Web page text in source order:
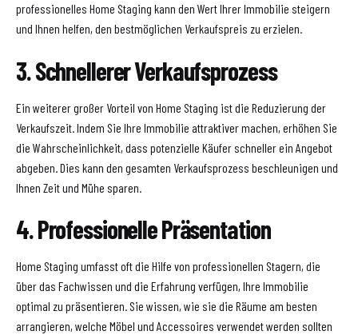
professionelles Home Staging kann den Wert Ihrer Immobilie steigern
und Ihnen helfen, den bestmöglichen Verkaufspreis zu erzielen.
3. Schnellerer Verkaufsprozess
Ein weiterer großer Vorteil von Home Staging ist die Reduzierung der
Verkaufszeit. Indem Sie Ihre Immobilie attraktiver machen, erhöhen Sie
die Wahrscheinlichkeit, dass potenzielle Käufer schneller ein Angebot
abgeben. Dies kann den gesamten Verkaufsprozess beschleunigen und
Ihnen Zeit und Mühe sparen.
4. Professionelle Präsentation
Home Staging umfasst oft die Hilfe von professionellen Stagern, die
über das Fachwissen und die Erfahrung verfügen, Ihre Immobilie
optimal zu präsentieren. Sie wissen, wie sie die Räume am besten
arrangieren, welche Möbel und Accessoires verwendet werden sollten